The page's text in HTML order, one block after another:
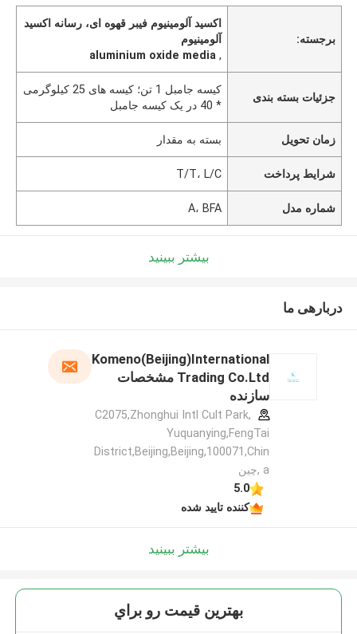
برجسته:
اکسید آلومینیوم فیبر قهوه ای، رسانه اکسید
آلومینیوم
,
aluminium oxide media
جزئیات بسته بندی
کیسه جامبل 1 تن؛ کیسه های 25 کیلوگرمی
* 40 در یک کیسه جامبل
زمان تحویل بسته به مقدار
شرایط پرداخت T/T، L/C
شماره مدل A، BFA
بیشتر ببینید
دربارهی ما
Komeno(Beijing)International
Trading Co.Ltd مشخصات
سازنده
C2075,Zhonghui Intl Cult Park,
Yuquanying,FengTai
District,Beijing,Beijing,100071,Chin
a ,چین
5.0
کننده تایید شده
بیشتر ببینید
بهترين قيمت رو براي